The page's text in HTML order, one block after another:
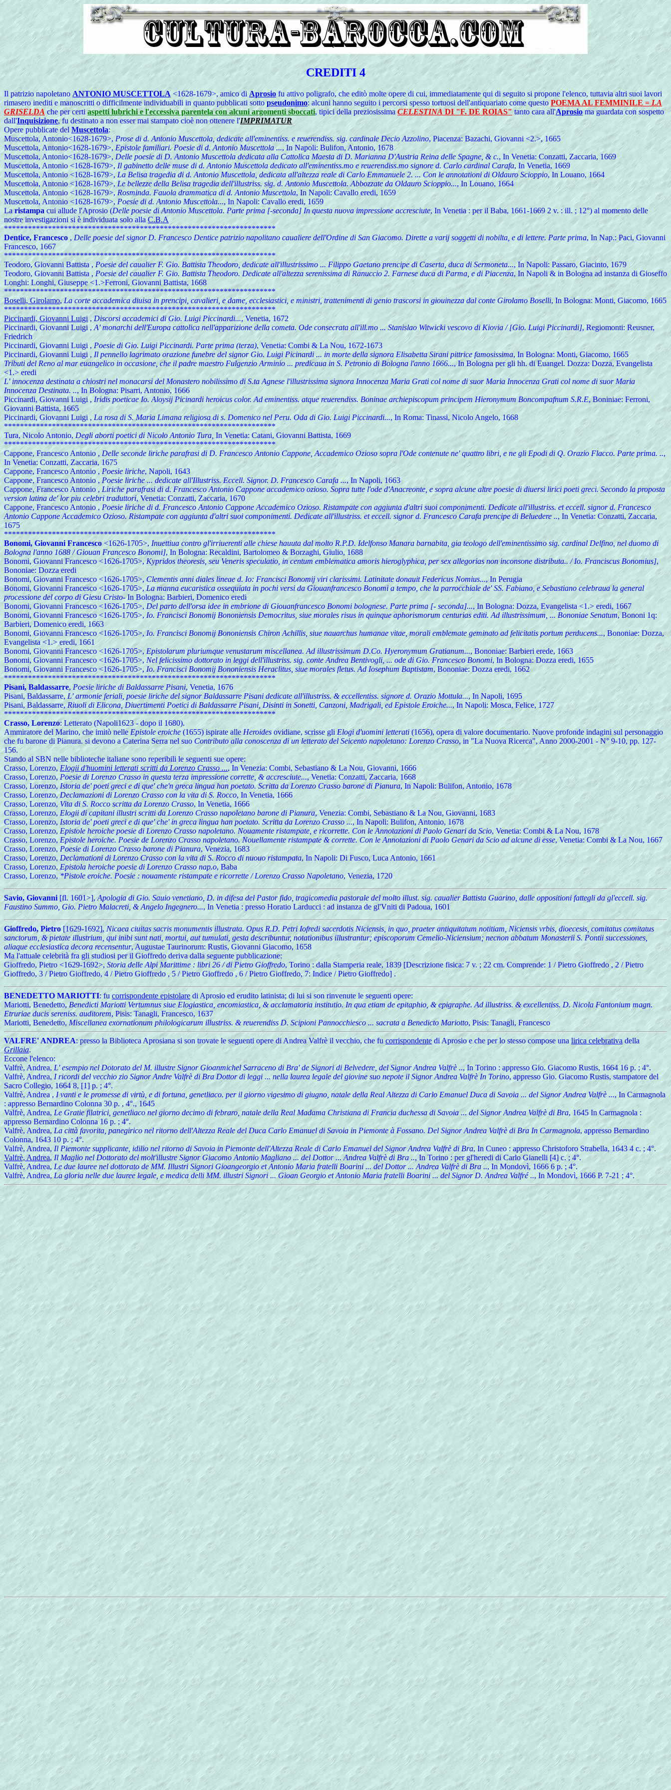
CREDITI 4
Il patrizio napoletanoANTONIO MUSCETTOLA<1628-1679>, amico diAprosiofu attivo poligrafo, che editò molte opere di cui, immediatamente qui di seguito si propone l'elenco, tuttavia altri suoi lavori
rimasero inediti e manoscritti o difficilmente individuabili in quanto pubblicati sottopseudonimo: alcuni hanno seguito i percorsi spesso tortuosi dell'antiquariato come questo POEMA AL FEMMINILE =LA
GRISELDAche per certiaspetti lubrichi e l'eccessiva parentela con alcuni argomenti sboccati, tipici della preziosissimaCELESTINADI "F. DE ROIAS" tanto cara all'Aprosioma guardata con sospetto
dall'Inquisizione, fu destinato a non esser mai stampato cioè non ottenere l'IMPRIMATUR
Opere pubblicate del Muscettola:
Muscettola, Antonio<1628-1679>,Prose di d. Antonio Muscettola, dedicate all'eminentiss. e reuerendiss. sig. cardinale Decio Azzolino, Piacenza: Bazachi, Giovanni <2.>, 1665
Muscettola, Antonio<1628-1679>, Epistole familiari. Poesie di d. Antonio Muscettola ..., In Napoli: Bulifon, Antonio, 1678
Muscettola, Antonio<1628-1679>, Delle poesie di D. Antonio Muscettola dedicata alla Cattolica Maesta di D. Marianna D'Austria Reina delle Spagne, & c., In Venetia: Conzatti, Zaccaria, 1669
Muscettola, Antonio <1628-1679>, Il gabinetto delle muse di d. Antonio Muscettola dedicato all'eminentiss.mo e reuerendiss.mo signore d. Carlo cardinal Carafa, In Venetia, 1669
Muscettola, Antonio <1628-1679>,La Belisa tragedia di d. Antonio Muscettola, dedicata all'altezza reale di Carlo Emmanuele 2. ... Con le annotationi di Oldauro Scioppio, In Louano, 1664
Muscettola, Antonio <1628-1679>,Le bellezze della Belisa tragedia dell'illustriss. sig. d. Antonio Muscettola. Abbozzate da Oldauro Scioppio..., In Louano, 1664
Muscettola, Antonio <1628-1679>,Rosminda. Fauola drammatica di d. Antonio Muscettola, In Napoli: Cavallo eredi, 1659
Muscettola, Antonio <1628-1679>,Poesie di d. Antonio Muscettola..., In Napoli: Cavallo eredi, 1659
Laristampa cui allude l'Aprosio (Delle poesie di Antonio Muscettola. Parte prima [-seconda] In questa nuova impressione accresciute, In Venetia : per il Baba, 1661-1669 2 v. : ill. ; 12°) al momento delle
nostre investigazioni si è individuata solo allaC.B.A
********************************************************************
Dentice, Francesco , Delle poesie del signor D. Francesco Dentice patrizio napolitano caualiere dell'Ordine di San Giacomo. Dirette a varij soggetti di nobilta, e di lettere. Parte prima, In Nap.: Paci, Giovanni
Francesco, 1667
********************************************************************
Teodoro, Giovanni Battista,Poesie del caualier F. Gio. Battista Theodoro, dedicate all'illustrissimo ... Filippo Gaetano prencipe di Caserta, duca di Sermoneta..., In Napoli: Passaro, Giacinto, 1679
Teodoro, Giovanni Battista ,Poesie del caualier F. Gio. Battista Theodoro. Dedicate all'altezza serenissima di Ranuccio 2. Farnese duca di Parma, e di Piacenza, In Napoli & in Bologna ad instanza di Gioseffo
Longhi: Longhi, Giuseppe <1.>Ferroni, Giovanni Battista, 1668
********************************************************************
Boselli, Girolamo,La corte accademica diuisa in prencipi, cavalieri, e dame, ecclesiastici, e ministri, trattenimenti di genio trascorsi in giouinezza dal conte Girolamo Boselli, In Bologna: Monti, Giacomo, 1665
********************************************************************
Piccinardi, Giovanni Luigi ,Discorsi accademici di Gio. Luigi Piccinardi..., Venetia, 1672
Piccinardi, Giovanni Luigi ,A' monarchi dell'Europa cattolica nell'apparizione della cometa. Ode consecrata all'ill.mo ... Stanislao Witwicki vescovo di Kiovia / [Gio. Luigi Piccinardi], Regiomonti: Reusner,
Friedrich
Piccinardi, Giovanni Luigi ,Poesie di Gio. Luigi Piccinardi. Parte prima (terza), Venetia: Combi & La Nou, 1672-1673
Piccinardi, Giovanni Luigi ,Il pennello lagrimato orazione funebre del signor Gio. Luigi Picinardi ... in morte della signora Elisabetta Sirani pittrice famosissima, In Bologna: Monti, Giacomo, 1665
Tributi del Reno al mar euangelico in occasione, che il padre maestro Fulgenzio Arminio ... predicaua in S. Petronio di Bologna l'anno 1666..., In Bologna per gli hh. di Euangel. Dozza: Dozza, Evangelista
<1.> eredi
L' innocenza destinata a chiostri nel monacarsi del Monastero nobilissimo di S.ta Agnese l'illustrissima signora Innocenza Maria Grati col nome di suor Maria Innocenza Grati col nome di suor Maria
Innocenza Destinata. .., In Bologna: Pisarri, Antonio, 1666
Piccinardi, Giovanni Luigi,Iridis poeticae Io. Aloysij Picinardi heroicus color. Ad eminentiss. atque reuerendiss. Boninae archiepiscopum principem Hieronymum Boncompafnum S.R.E, Boniniae: Ferroni,
Giovanni Battista, 1665
Piccinardi, Giovanni Luigi ,La rosa di S. Maria Limana religiosa di s. Domenico nel Peru. Oda di Gio. Luigi Piccinardi..., In Roma: Tinassi, Nicolo Angelo, 1668
********************************************************************
Tura, Nicolo Antonio, Degli aborti poetici di Nicolo Antonio Tura, In Venetia: Catani, Giovanni Battista, 1669
********************************************************************
Cappone, Francesco Antonio , Delle seconde liriche parafrasi di D. Francesco Antonio Cappone, Accademico Ozioso sopra l'Ode contenute ne' quattro libri, e ne gli Epodi di Q. Orazio Flacco. Parte prima. ..,
In Venetia: Conzatti, Zaccaria, 1675
Cappone, Francesco Antonio,Poesie liriche, Napoli, 1643
Cappone, Francesco Antonio,Poesie liriche ... dedicate all'Illustriss. Eccell. Signor. D. Francesco Carafa ..., In Napoli, 1663
Cappone, Francesco Antonio, Liriche parafrasi di d. Francesco Antonio Cappone accademico ozioso. Sopra tutte l'ode d'Anacreonte, e sopra alcune altre poesie di diuersi lirici poeti greci. Secondo la proposta
version latina de' lor piu celebri traduttori, Venetia: Conzatti, Zaccaria, 1670
Cappone, Francesco Antonio , Poesie liriche di d. Francesco Antonio Cappone Accademico Ozioso. Ristampate con aggiunta d'altri suoi componimenti. Dedicate all'illustriss. et eccell. signor d. Francesco
Antonio Cappone Accademico Ozioso. Ristampate con aggiunta d'altri suoi componimenti. Dedicate all'illustriss. et eccell. signor d. Francesco Carafa prencipe di Beluedere .., In Venetia: Conzatti, Zaccaria,
1675
********************************************************************
Bonomi, Giovanni Francesco<1626-1705>, Inuettiua contro gl'irriuerenti alle chiese hauuta dal molto R.P.D. Idelfonso Manara barnabita, gia teologo dell'eminentissimo sig. cardinal Delfino, nel duomo di
Bologna l'anno 1688 / Giouan Francesco Bonomi], In Bologna: Recaldini, Bartolomeo & Borzaghi, Giulio, 1688
Bonomi, Giovanni Francesco <1626-1705>,Kypridos theoresis, seu Veneris speculatio, in centum emblematica amoris hieroglyphica, per sex allegorias non inconsone distributa.. / Io. Franciscus Bonomius],
Bononiae: Dozza eredi
Bonomi, Giovanni Francesco <1626-1705>, Clementis anni diales lineae d. Io: Francisci Bonomij viri clarissimi. Latinitate donauit Federicus Nomius..., In Perugia
Bonomi, Giovanni Francesco <1626-1705>, La manna eucaristica ossequiata in pochi versi da Giouanfrancesco Bonomi a tempo, che la parrocchiale de' SS. Fabiano, e Sebastiano celebraua la general
processione del corpo di Giesu Cristo- In Bologna: Barbieri, Domenico eredi
Bonomi, Giovanni Francesco <1626-1705>, Del parto dell'orsa idee in embrione di Giouanfrancesco Bonomi bolognese. Parte prima [- seconda]..., In Bologna: Dozza, Evangelista <1.> eredi, 1667
Bonomi, Giovanni Francesco <1626-1705>, Io. Francisci Bonomij Bononiensis Democritus, siue morales risus in quinque aphorismorum centurias editi. Ad illustrissimum, ... Bononiae Senatum, Bononi 1q:
Barbieri, Domenico eredi, 1663
Bonomi, Giovanni Francesco <1626-1705>,Io. Francisci Bonomij Bononiensis Chiron Achillis, siue nauarchus humanae vitae, morali emblemate geminato ad felicitatis portum perducens..., Bononiae: Dozza,
Evangelista <1.> eredi, 1661
Bonomi, Giovanni Francesco <1626-1705>,Epistolarum pluriumque venustarum miscellanea. Ad illustrissimum D.Co. Hyeronymum Gratianum..., Bononiae: Barbieri erede, 1663
Bonomi, Giovanni Francesco <1626-1705>,Nel felicissimo dottorato in leggi dell'illustriss. sig. conte Andrea Bentivogli, ... ode di Gio. Francesco Bonomi, In Bologna: Dozza eredi, 1655
Bonomi, Giovanni Francesco <1626-1705>, Io. Francisci Bonomij Bononiensis Heraclitus, siue morales fletus. Ad Iosephum Baptistam, Bononiae: Dozza eredi, 1662
********************************************************************
Pisani, Baldassarre, Poesie liriche di Baldassarre Pisani, Venetia, 1676
Pisani, Baldassarre,L' armonie feriali, poesie liriche del signor Baldassarre Pisani dedicate all'illustriss. & eccellentiss. signore d. Orazio Mottula..., In Napoli, 1695
Pisani, Baldassarre,Riuoli di Elicona, Diuertimenti Poetici di Baldassarre Pisani, Disinti in Sonetti, Canzoni, Madrigali, ed Epistole Eroiche..., In Napoli: Mosca, Felice, 1727
********************************************************************
Crasso, Lorenzo: Letterato (Napoli1623 - dopo il 1680).
Ammiratore del Marino, che imitò nelleEpistole eroiche(1655) ispirate alleHeroides ovidiane, scrisse gliElogi d'uomini letterati(1656), opera di valore documentario. Nuove profonde indagini sul personaggio
che fu barone di Pianura. si devono a Caterina Serra nel suoContributo alla conoscenza di un letterato del Seicento napoletano: Lorenzo Crasso, in "La Nuova Ricerca", Anno 2000-2001 - N° 9-10, pp. 127-
156.
Stando al SBN nelle biblioteche italiane sono reperibili le seguenti sue opere:
Crasso, Lorenzo, Elogii d'huomini letterati scritti da Lorenzo Crasso ..., In Venezia: Combi, Sebastiano& La Nou, Giovanni, 1666
Crasso, Lorenzo, Poesie di Lorenzo Crasso in questa terza impressione corrette, & accresciute..., Venetia: Conzatti, Zaccaria, 1668
Crasso, Lorenzo,Istoria de' poeti greci e di que' che'n greca lingua han poetato. Scritta da Lorenzo Crasso barone di Pianura, In Napoli: Bulifon, Antonio, 1678
Crasso, Lorenzo,Declamazioni di Lorenzo Crasso con la vita di S. Rocco, In Venetia, 1666
Crasso, Lorenzo,Vita di S. Rocco scritta da Lorenzo Crasso, In Venetia, 1666
Crasso, Lorenzo,Elogii di capitani illustri scritti da Lorenzo Crasso napoletano barone di Pianura, Venezia: Combi, Sebastiano& La Nou, Giovanni, 1683
Crasso, Lorenzo, Istoria de' poeti greci e di que' che' in greca lingua han poetato. Scritta da Lorenzo Crasso ..., In Napoli: Bulifon, Antonio, 1678
Crasso, Lorenzo, Epistole heroiche poesie di Lorenzo Crasso napoletano. Nouamente ristampate, e ricorrette. Con le Annotazioni di Paolo Genari da Scio, Venetia: Combi & La Nou, 1678
Crasso, Lorenzo,Epistole heroiche. Poesie de Lorenzo Crasso napoletano. Nouellamente ristampate & corrette. Con le Annotazioni di Paolo Genari da Scio ad alcune di esse, Venetia: Combi & La Nou, 1667
Crasso, Lorenzo, Poesie di Lorenzo Crasso barone di Pianura, Venezia, 1683
Crasso, Lorenzo, Declamationi di Lorenzo Crasso con la vita di S. Rocco di nuouo ristampata, In Napoli: Di Fusco, Luca Antonio, 1661
Crasso, Lorenzo,Epistola heroiche poesie di Lorenzo Crasso nap.o, Baba
Crasso, Lorenzo,*Pistole eroiche. Poesie : nouamente ristampate e ricorrette / Lorenzo Crasso Napoletano, Venezia, 1720
Savio, Giovanni[fl. 1601>],Apologia di Gio. Sauio venetiano, D. in difesa del Pastor fido, tragicomedia pastorale del molto illust. sig. caualier Battista Guarino, dalle oppositioni fattegli da gl'eccell. sig.
Faustino Summo, Gio. Pietro Malacreti, & Angelo Ingegnero..., In Venetia : presso Horatio Larducci : ad instanza de gl'Vniti di Padoua, 1601
Gioffredo, Pietro[1629-1692],Nicaea ciuitas sacris monumentis illustrata. Opus R.D. Petri Iofredi sacerdotis Niciensis, in quo, praeter antiquitatum notitiam, Niciensis vrbis, dioecesis, comitatus comitatus
sanctorum, & pietate illustrium, qui inibi sunt nati, mortui, aut tumulati, gesta describuntur, notationibus illustrantur; episcoporum Cemelio-Niciensium; necnon abbatum Monasterii S. Pontii successiones,
aliaque ecclesiastica decora recensentur, Augustae Taurinorum: Rustis, Giovanni Giacomo, 1658
Ma l'attuale celebrità fra gli studiosi per il Gioffredo deriva dalla seguente pubblicazione:
Gioffredo, Pietro <1629-1692>, Storia delle Alpi Marittime : libri 26 / di Pietro Gioffredo, Torino : dalla Stamperia reale, 1839 [Descrizione fisica: 7 v. ; 22 cm. Comprende: 1 / Pietro Gioffredo , 2 / Pietro
Gioffredo, 3 / Pietro Gioffredo, 4 / Pietro Gioffredo , 5 / Pietro Gioffredo , 6 / Pietro Gioffredo, 7: Indice / Pietro Gioffredo] .
BENEDETTO MARIOTTI: fu corrispondente epistolaredi Aprosio ed erudito latinista; di lui si son rinvenute le seguenti opere:
Mariotti, Benedetto,Benedicti Mariotti Vertumnus siue Elogiastica, encomiastica, & acclamatoria institutio. In qua etiam de epitaphio, & epigraphe. Ad illustriss. & excellentiss. D. Nicola Fantonium magn.
Etruriae ducis sereniss. auditorem, Pisis: Tanagli, Francesco, 1637
Mariotti, Benedetto,Miscellanea exornationum philologicarum illustriss. & reuerendiss D. Scipioni Pannocchiesco ... sacrata a Benedicto Mariotto, Pisis: Tanagli, Francesco
VALFRE' ANDREA: presso la Biblioteca Aprosiana si son trovate le seguenti opere di Andrea Valfrè il vecchio, che fucorrispondentedi Aprosio e che per lo stesso compose una lirica celebrativadella
Grillaia.
Eccone l'elenco:
Valfrè, Andrea,L' esempio nel Dotorato del M. illustre Signor Gioanmichel Sarraceno di Bra' de Signori di Belvedere, del Signor Andrea Valfrè .., In Torino : appresso Gio. Giacomo Rustis, 1664 16 p. ; 4°.
Valfrè, Andrea, I ricordi del vecchio zio Signor Andre Valfrè di Bra Dottor di leggi ... nella laurea legale del giovine suo nepote il Signor Andrea Valfrè In Torino, appresso Gio. Giacomo Rustis, stampatore del
Sacro Collegio, 1664 8, [1] p. ; 4°.
Valfrè, Andrea ,I vanti e le promesse di virtù, e di fortuna, genetliaco. per il giorno vigesimo di giugno, natale della Real Altezza di Carlo Emanuel Duca di Savoia ... del Signor Andrea Valfrè ..., In Carmagnola
: appresso Bernardino Colonna 30 p. , 4°., 1645
Valfrè, Andrea,Le Gratie filatrici, genetliaco nel giorno decimo di febraro, natale della Real Madama Christiana di Francia duchessa di Savoia ... del Signor Andrea Valfrè di Bra, 1645 In Carmagnola :
appresso Bernardino Colonna 16 p. ; 4°.
Valfrè, Andrea,La città favorita, panegirico nel ritorno dell'Altezza Reale del Duca Carlo Emanuel di Savoia in Piemonte à Fossano. Del Signor Andrea Valfrè di Bra In Carmagnola, appresso Bernardino
Colonna, 1643 10 p. ; 4°.
Valfrè, Andrea, Il Piemonte supplicante, idilio nel ritorno di Savoia in Piemonte dell'Altezza Reale di Carlo Emanuel del Signor Andrea Valfrè di Bra, In Cuneo : appresso Christoforo Strabella, 1643 4 c. ; 4°.
Valfrè, Andrea,Il Maglio nel Dottorato del molt'illustre Signor Giacomo Antonio Magliano ... del Dottor ... Andrea Valfrè di Bra .., In Torino : per gl'heredi di Carlo Gianelli [4] c. ; 4°.
Valfrè, Andrea, Le due lauree nel dottorato de MM. Illustri Signori Gioangeorgio et Antonio Maria fratelli Boarini ... del Dottor ... Andrea Valfrè di Bra .., In Mondovì, 1666 6 p. ; 4°.
Valfrè, Andrea,La gloria nelle due lauree legale, e medica delli MM. illustri Signori ... Gioan Georgio et Antonio Maria fratelli Boarini ... del Signor D. Andrea Valfré .., In Mondovì, 1666 P. 7-21 ; 4°.